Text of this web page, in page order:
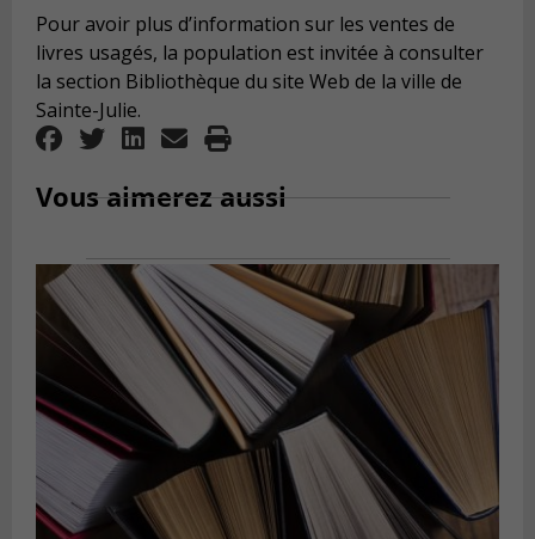
Pour avoir plus d’information sur les ventes de
livres usagés, la population est invitée à consulter
la section Bibliothèque du site Web de la ville de
Sainte-Julie.
Vous aimerez aussi